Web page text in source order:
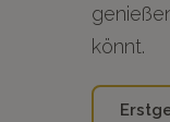
könnt.